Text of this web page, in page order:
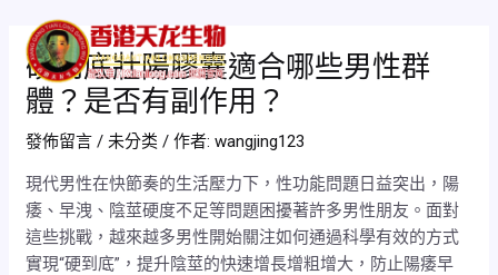
硬到底壯陽膠囊適合哪些男性群
體？是否有副作用？
發佈留言 / 未分类 / 作者:wangjing123
現代男性在快節奏的生活壓力下，性功能問題日益突出，陽
痿、早洩、陰莖硬度不足等問題困擾著許多男性朋友。面對
這些挑戰，越來越多男性開始關注如何通過科學有效的方式
實現“硬到底”，提升陰莖的快速增長增粗增大，防止陽痿早
navigation